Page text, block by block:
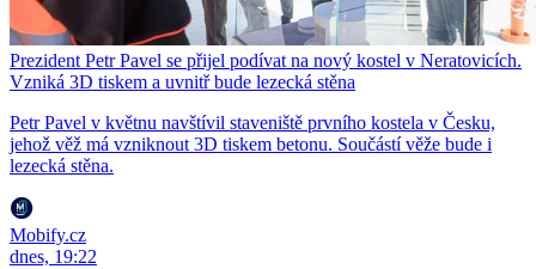
Prezident Petr Pavel se přijel podívat na nový kostel v Neratovicích.
Vzniká 3D tiskem a uvnitř bude lezecká stěna
Petr Pavel v květnu navštívil staveniště prvního kostela v Česku,
jehož věž má vzniknout 3D tiskem betonu. Součástí věže bude i
lezecká stěna.
Mobify.cz
dnes, 19:22